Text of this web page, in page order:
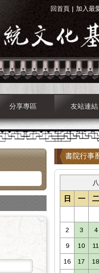
回首頁 | 加入最
分享專區 友站連結
書院行事
日 一 二
2 3 4
9 10 11
16 17 18